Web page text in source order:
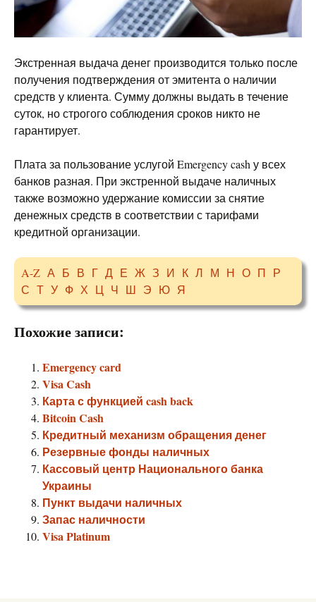
Экстренная выдача денег производится только после
получения подтверждения от эмитента о наличии
средств у клиента. Сумму должны выдать в течение
суток, но строгого соблюдения сроков никто не
гарантирует.
Плата за пользование услугой Emergency cash у всех
банков разная. При экстренной выдаче наличных
также возможно удержание комиссии за снятие
денежных средств в соответствии с тарифами
кредитной организации.
A-Z А Б В Г Д Е Ж З И К Л М Н О П Р
С Т У Ф Х Ц Ч Ш Э Ю Я
Похожие записи:
Emergency card
Visa Cash
Карта с функцией cash back
Bitcoin Cash
Кредитный механизм обращения денег
Резервные фонды наличных
Кассовый центр Национального банка
Украины
Пункт выдачи наличных
Запас наличности
Visa Platinum